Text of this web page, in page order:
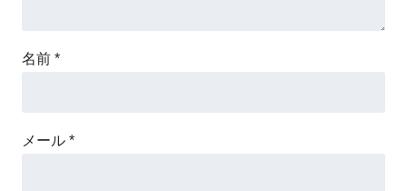
名前 *
メール *